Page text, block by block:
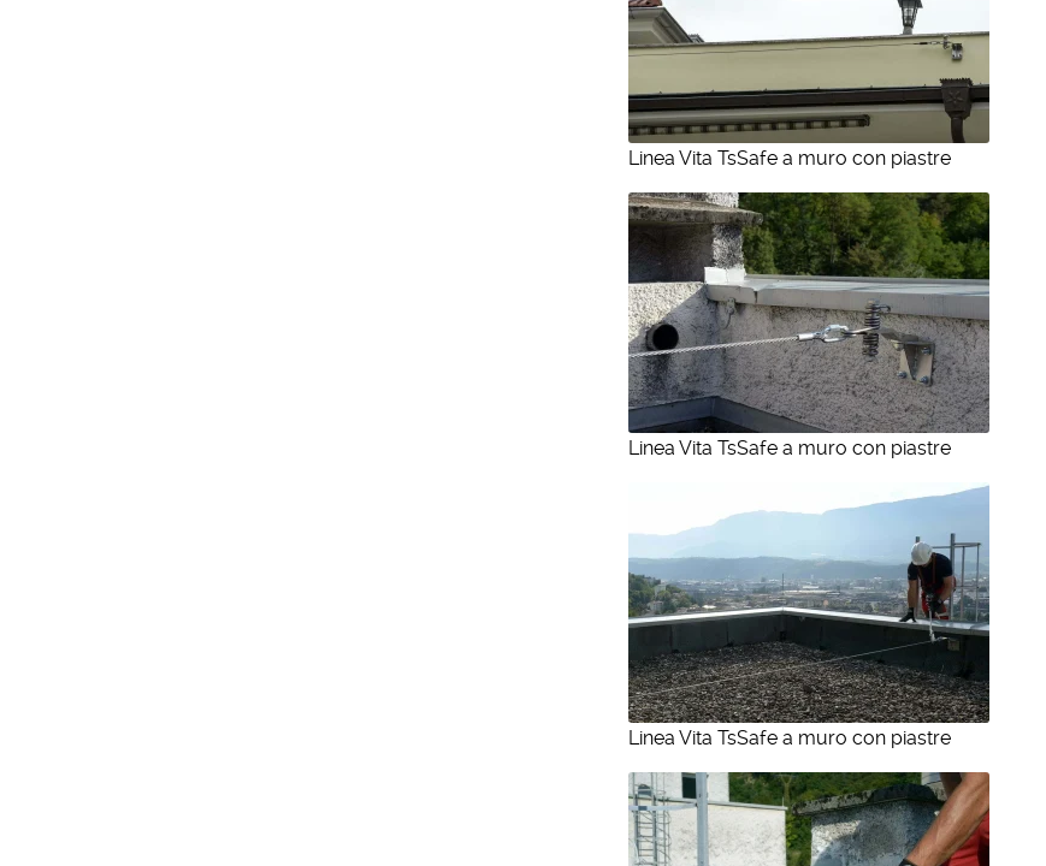
Linea Vita TsSafe a muro con piastre
Linea Vita TsSafe a muro con piastre
Linea Vita TsSafe a muro con piastre